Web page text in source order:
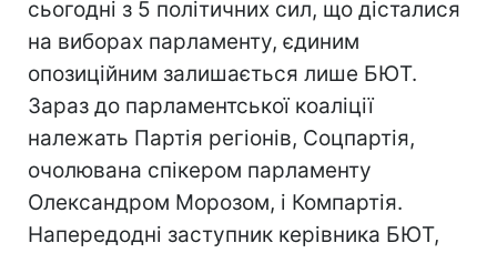
сьогодні з 5 політичних сил, що дісталися
на виборах парламенту, єдиним
опозиційним залишається лише БЮТ.
Зараз до парламентської коаліції
належать Партія регіонів, Соцпартія,
очолювана спікером парламенту
Олександром Морозом, і Компартія.
Напередодні заступник керівника БЮТ,